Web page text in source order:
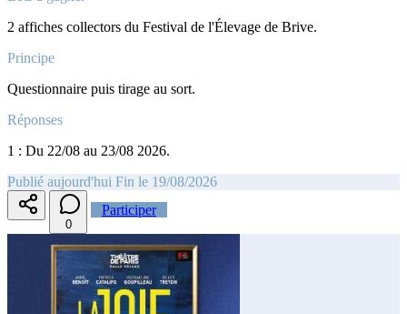
2 affiches collectors du Festival de l'Élevage de Brive.
Principe
Questionnaire puis tirage au sort.
Réponses
1 : Du 22/08 au 23/08 2026.
Publié aujourd'hui Fin le 19/08/2026
0
Participer